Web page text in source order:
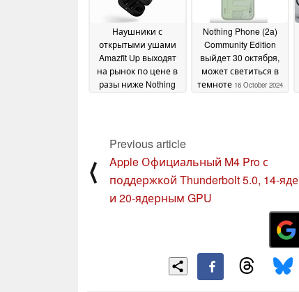
Наушники с
открытыми ушами
Amazfit Up выходят
на рынок по цене в
разы ниже Nothing
Nothing Phone (2a)
Community Edition
выйдет 30 октября,
может светиться в
темноте 16 October 2024
⟨
Previous article
Apple Официальный M4 Pro с
поддержкой Thunderbolt 5.0, 14-
и 20-ядерным GPU